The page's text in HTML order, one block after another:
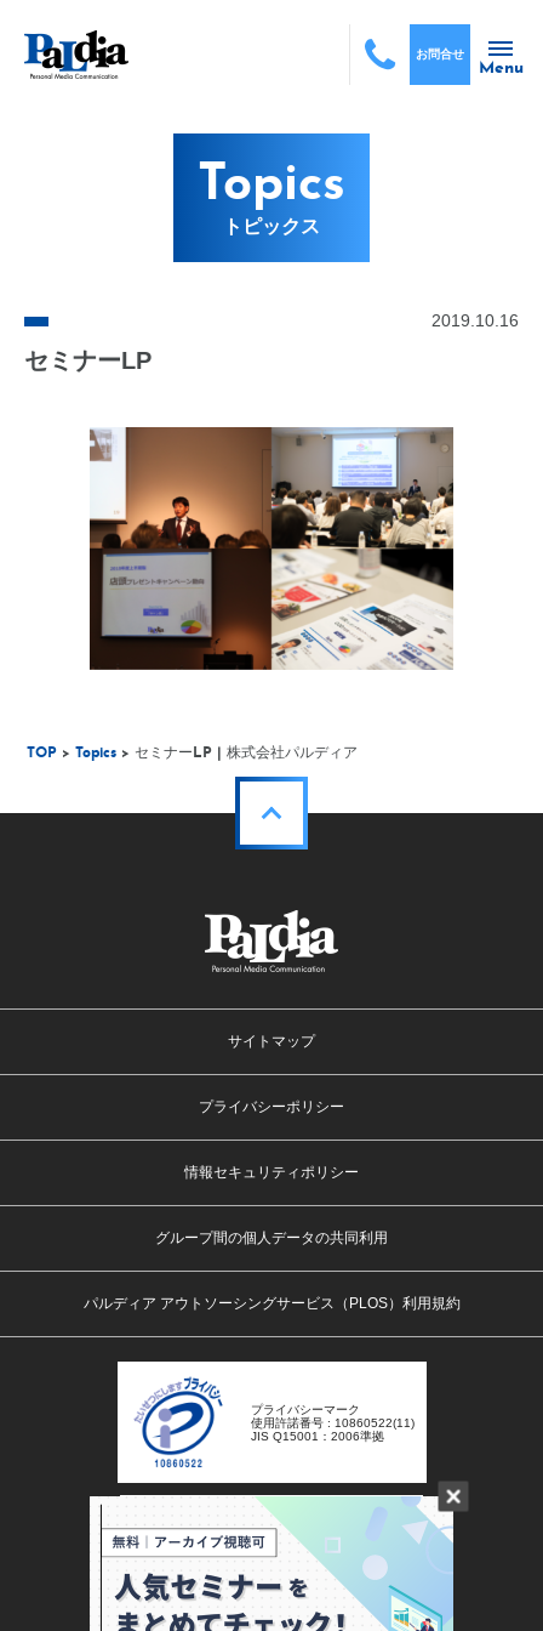
Menu
お問合せ
Topics
トピックス
2019.10.16
セミナーLP
TOP >Topics > セミナーLP | 株式会社パルディア
サイトマップ
プライバシーポリシー
情報セキュリティポリシー
グループ間の個人データの共同利用
パルディア アウトソーシングサービス（PLOS）利用規約
プライバシーマーク
使用許諾番号 : 10860522(11)
JIS Q15001：2006準拠